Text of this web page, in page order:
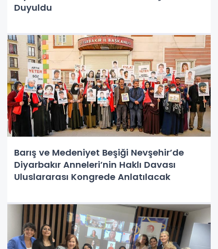
Duyuldu
Barış ve Medeniyet Beşiği Nevşehir’de
Diyarbakır Anneleri’nin Haklı Davası
Uluslararası Kongrede Anlatılacak